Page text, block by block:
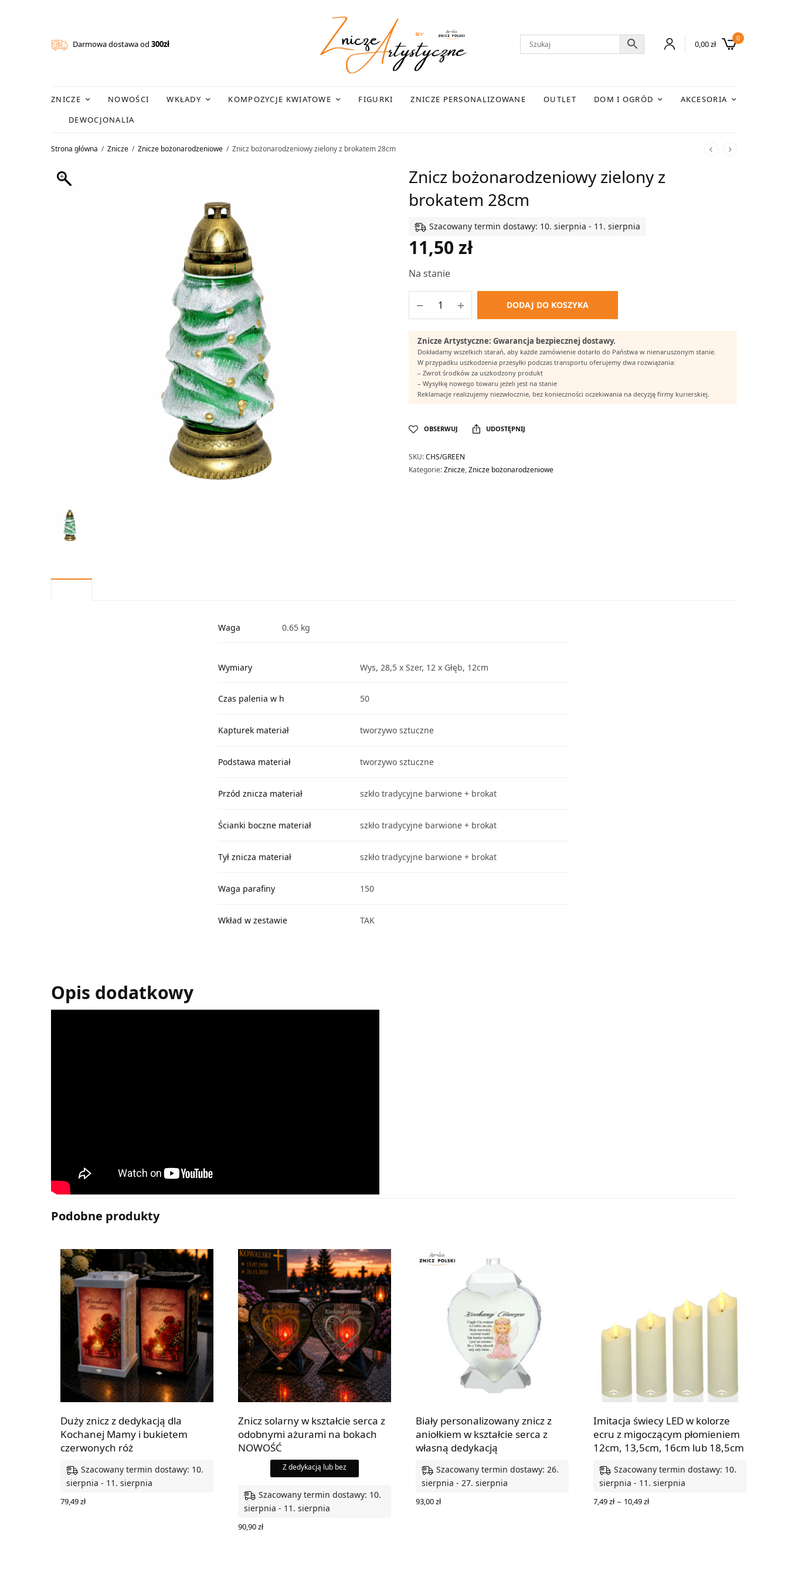
Darmowa dostawa od300zł 0,00zł
0
ZNICZE NOWOŚCI WKŁADY KOMPOZYCJE KWIATOWE FIGURKI ZNICZE PERSONALIZOWANE OUTLET DOM I OGRÓD
AKCESORIA
DEWOCJONALIA
Strona główna / Znicze / Znicze bożonarodzeniowe / Znicz bożonarodzeniowy zielony z brokatem 28cm
Znicz bożonarodzeniowy zielony z
brokatem 28cm
Szacowany termin dostawy: 10. sierpnia - 11. sierpnia
11,50zł
Na stanie
DODAJ DO KOSZYKA
Znicze Artystyczne: Gwarancja bezpiecznej dostawy.
Dokładamy wszelkich starań, aby każde zamówienie dotarło do Państwa w nienaruszonym stanie.
W przypadku uszkodzenia przesyłki podczas transportu oferujemy dwa rozwiązania:
– Zwrot środków za uszkodzony produkt
– Wysyłkę nowego towaru jeżeli jest na stanie
Reklamacje realizujemy niezwłocznie, bez konieczności oczekiwania na decyzję firmy kurierskiej.
OBSERWUJ UDOSTĘPNIJ
SKU:CHS/GREEN
Kategorie:Znicze,Znicze bożonarodzeniowe
Waga 0.65 kg
Wymiary Wys, 28,5 x Szer, 12 x Głęb, 12cm
Czas palenia w h 50
Kapturek materiał tworzywo sztuczne
Podstawa materiał tworzywo sztuczne
Przód znicza materiał szkło tradycyjne barwione + brokat
Ścianki boczne materiał szkło tradycyjne barwione + brokat
Tył znicza materiał szkło tradycyjne barwione + brokat
Waga parafiny 150
Wkład w zestawie TAK
Opis dodatkowy
Podobne produkty
Duży znicz z dedykacją dla
Kochanej Mamy i bukietem
czerwonych róż
Szacowany termin dostawy: 10.
sierpnia - 11. sierpnia
79,49zł
Znicz solarny w kształcie serca z
odobnymi ażurami na bokach
NOWOŚĆ
Z dedykacją lub bez
Szacowany termin dostawy: 10.
sierpnia - 11. sierpnia
90,90zł
Biały personalizowany znicz z
aniołkiem w kształcie serca z
własną dedykacją
Szacowany termin dostawy: 26.
sierpnia - 27. sierpnia
93,00zł
Imitacja świecy LED w kolorze
ecru z migoczącym płomieniem
12cm, 13,5cm, 16cm lub 18,5cm
Szacowany termin dostawy: 10.
sierpnia - 11. sierpnia
7,49zł – 10,49złZakres